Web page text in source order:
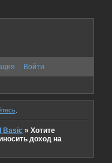
Войти
.
Basic »Хотите
доход на